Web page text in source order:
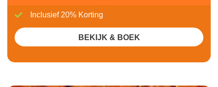
Inclusief 20% Korting
BEKIJK & BOEK